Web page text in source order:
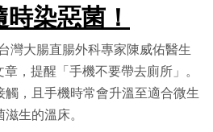
染惡菌！
灣大腸直腸外科專家陳威佑醫生
，提醒「手機不要帶去廁所」。
，且手機時常會升溫至適合微生
生的溫床。